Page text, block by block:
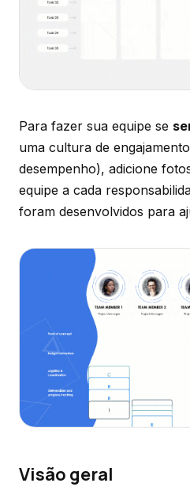
Para fazer sua equipe se
uma cultura de
desempenho), adicione
equipe a cada
foram desenvolvidos para
Visão geral